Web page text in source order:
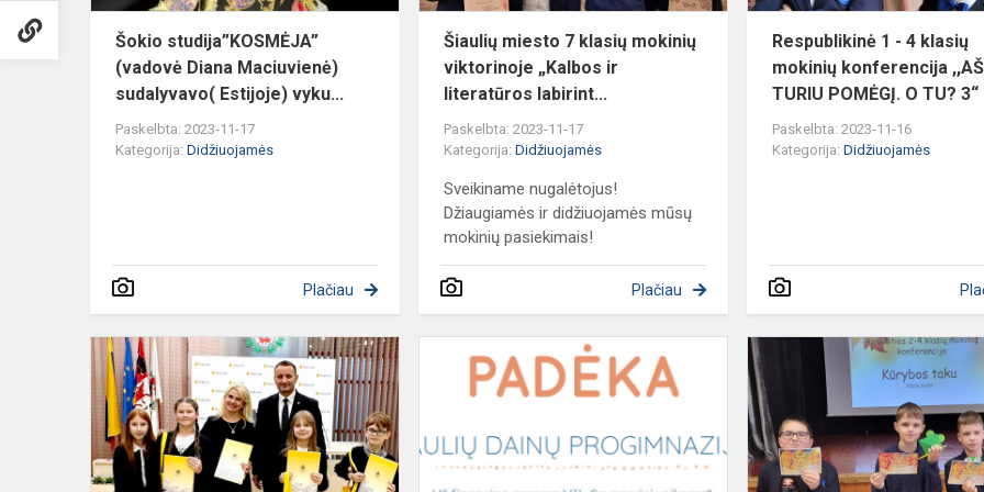
Šokio studija”KOSMĖJA”
(vadovė Diana Maciuvienė)
sudalyvavo( Estijoje) vyku...
Paskelbta: 2023-11-17
Kategorija: Didžiuojamės
Plačiau
ir
Šiaulių miesto 7 klasių mokinių
viktorinoje „Kalbos ir
literatūros labirint...
Paskelbta: 2023-11-17
Kategorija:Didžiuojamės
Sveikiname nugalėtojus!
Džiaugiamės ir didžiuojamės mūsų
mokinių pasiekimais!
Plačiau
Respublikinė 1 - 4 klasių
mokinių konferencija ,,AŠ
TURIU POMĖGĮ. O TU? 3“
Paskelbta: 2023-11-16
Kategorija:Didžiuojamės
Piešinių
konkurso
,,Aš
mano
ateities
Padėka
bendruomenei